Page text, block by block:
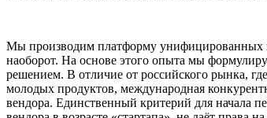
Мы производим платформу унифицированных
наоборот. На основе этого опыта мы
решением. В отличие от российского рынка,
молодых продуктов, международная
вендора. Единственный критерий для начала